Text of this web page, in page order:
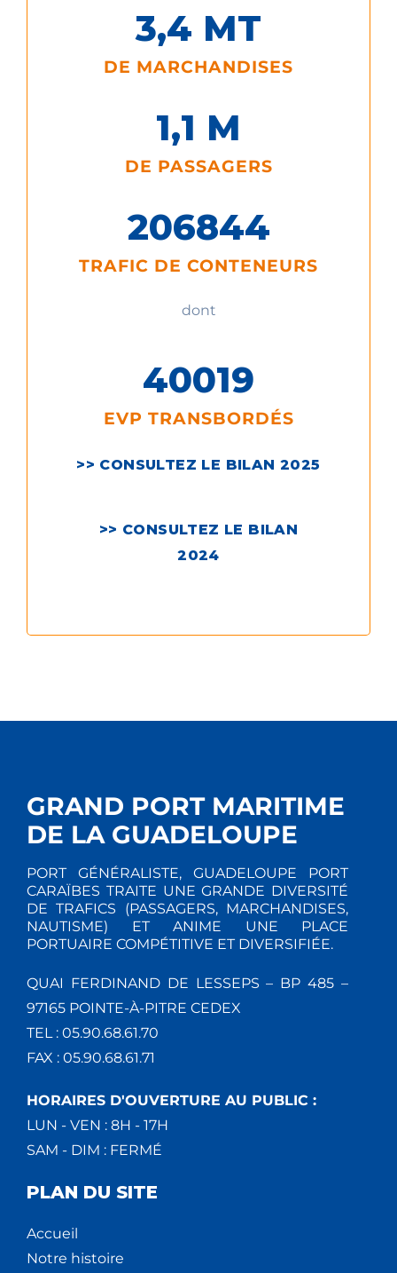
DE MARCHANDISES
3,4 MT
DE PASSAGERS
1,1 M
TRAFIC DE CONTENEURS
206844
dont
EVP TRANSBORDÉS
40019
>> CONSULTEZ LE BILAN 2025
>> CONSULTEZ LE BILAN
2024
GRAND PORT MARITIME
DE LA GUADELOUPE
PORT GÉNÉRALISTE, GUADELOUPE PORT
CARAÏBES TRAITE UNE GRANDE DIVERSITÉ
DE TRAFICS (PASSAGERS, MARCHANDISES,
NAUTISME) ET ANIME UNE PLACE
PORTUAIRE COMPÉTITIVE ET DIVERSIFIÉE.
QUAI FERDINAND DE LESSEPS – BP 485 –
97165 POINTE-À-PITRE CEDEX
TEL : 05.90.68.61.70
FAX : 05.90.68.61.71
HORAIRES D'OUVERTURE AU PUBLIC :
LUN - VEN : 8H - 17H
SAM - DIM : FERMÉ
PLAN DU SITE
Accueil
Notre histoire